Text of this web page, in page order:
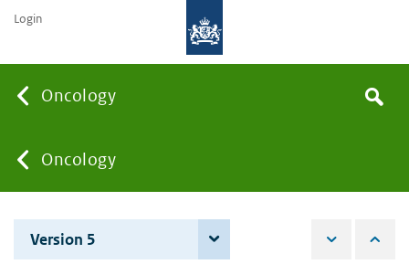
Oncology
You
are
Oncology
the
Search
Login
Version 5